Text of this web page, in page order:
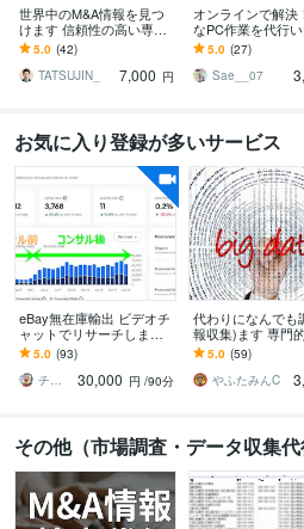
世界中のM&A情報を見つ
けます 信頼性の高い専門
データベースを活用し、
精選した情報を提供
5.0 (42)
TATSUJIN_
7,000 円
オンラインで解決
なPC作業を代行い
す
ど対応可能です
5.0 (27)
Sae__07
お気に入り登録が多いサービス
eBay無在庫輸出 ビデオチ
ャットでリサーチします 9
0分 リサーチのコツ、外注
化、消費税還付などお伝
えします。
5.0 (93)
チビ太 eBay輸出コンサルティング
30,000 円 /90分
代わりになんでも
報収集)ます 専門
と、日常生活に関
と、なんでも調べ
5.0 (59)
やふたみんC
その他（市場調査・データ収集